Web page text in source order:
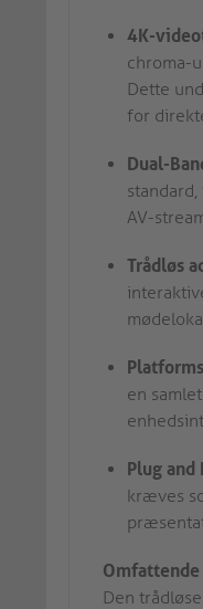
4K-
chroma-
Dette
for
Dual-
AV-
Trådløs
en
Plug and
kræves
Den